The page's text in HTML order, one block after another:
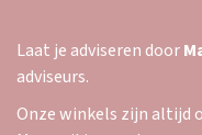
Laat je adviseren door
adviseurs.
Onze winkels zijn altijd